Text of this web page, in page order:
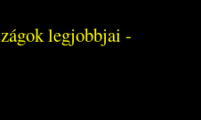
legjobbjai -